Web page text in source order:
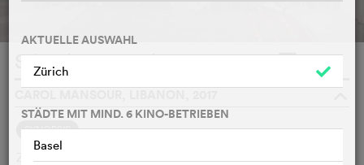
Stitching Palestine
SYNOPSIS
Zwölf palästinensische Frauen sprechen über ihr Leben vor
AKTUELLE AUSWAHL
Zürich
STÄDTE MIT MIND. 6 KINO-BETRIEBEN
Basel